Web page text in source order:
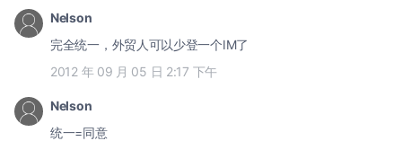
Nelson
完全统一，外贸人可以少登一个IM了
2012 年 09 月 05 日 2:17 下午
Nelson
统一=同意